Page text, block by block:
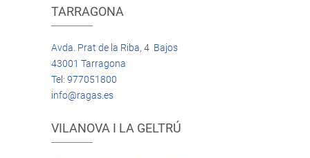
TARRAGONA
Avda. Prat de la Riba, 4 Bajos
43001 Tarragona
Tel: 977051800
info@ragas.es
VILANOVA I LA GELTRÚ